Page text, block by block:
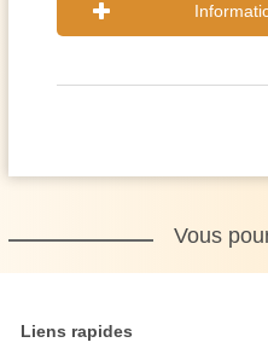
Vous
Liens rapides